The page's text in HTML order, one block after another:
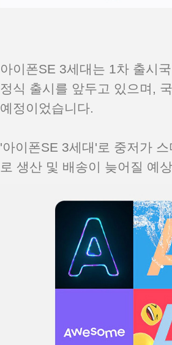
아이폰SE 3세대는 1차 출시
정식 출시를 앞두고 있으며,
예정이었습니다.
'아이폰SE 3세대'로 중저가
로 생산 및 배송이 늦어질 예